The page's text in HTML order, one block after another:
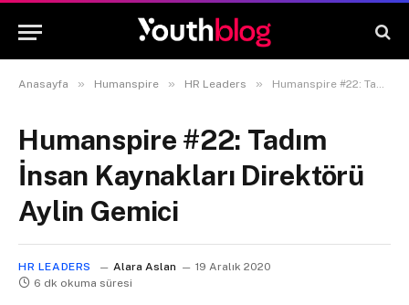
Anasayfa » Humanspire » HR Leaders » Humanspire #22: Tadım İnsan Kaynakları Direktörü Aylin Gemici
Humanspire #22: Tadım
İnsan Kaynakları Direktörü
Aylin Gemici
HR LEADERS Alara Aslan
19 Aralık 2020
6 dk okuma süresi